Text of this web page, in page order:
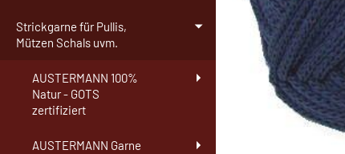
Strickgarne für Pullis,
Mützen Schals uvm.
AUSTERMANN 100%
Natur - GOTS
zertifiziert
AUSTERMANN Garne